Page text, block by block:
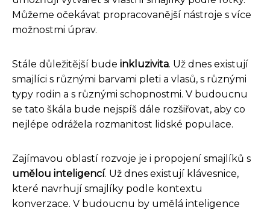
Můžeme očekávat propracovanější nástroje s více
možnostmi úprav.
Stále důležitější bude inkluzivita. Už dnes existují
smajlíci s různými barvami pleti a vlasů, s různými
typy rodin a s různými schopnostmi. V budoucnu
se tato škála bude nejspíš dále rozšiřovat, aby co
nejlépe odrážela rozmanitost lidské populace.
Zajímavou oblastí rozvoje je i propojení smajlíků s
umělou inteligencí. Už dnes existují klávesnice,
které navrhují smajlíky podle kontextu
konverzace. V budoucnu by umělá inteligence